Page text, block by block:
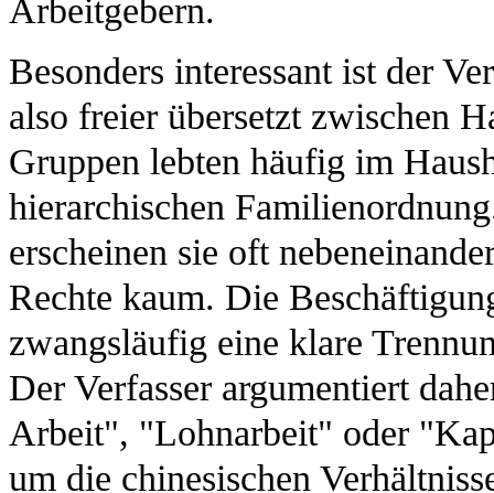
Arbeitgebern.
Besonders interessant ist der
also freier übersetzt zwischen
Gruppen lebten häufig im
hierarchischen
erscheinen sie oft
Rechte kaum. Die
zwangsläufig eine klare
Der Verfasser argumentiert
Arbeit", "Lohnarbeit" oder
um die chinesischen